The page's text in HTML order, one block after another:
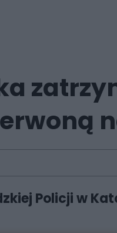
Policji w